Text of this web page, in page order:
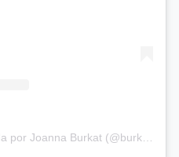
Uma publicação compartilhada por Joanna Burkat (@burkat.joanna)